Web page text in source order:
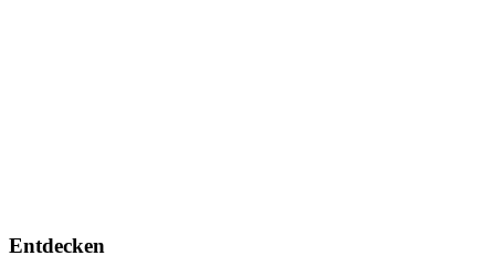
Entdecken